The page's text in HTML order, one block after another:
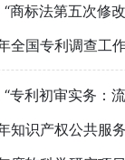
商标法第五次修
全国专利调查工
利初审实务：流
识产权公共服